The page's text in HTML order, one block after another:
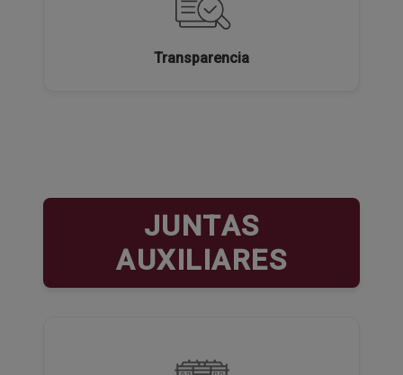
Transparencia
JUNTAS
AUXILIARES